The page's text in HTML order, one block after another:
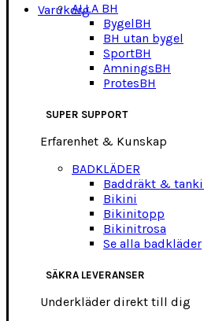
VarukorgALLA BH
BygelBH
BH utan bygel
SportBH
AmningsBH
ProtesBH
SUPER SUPPORT
Erfarenhet & Kunskap
BADKLÄDER
Baddräkt &
Bikini
Bikinitopp
Bikinitrosa
Se alla badkläder
SÄKRA LEVERANSER
Underkläder direkt till dig